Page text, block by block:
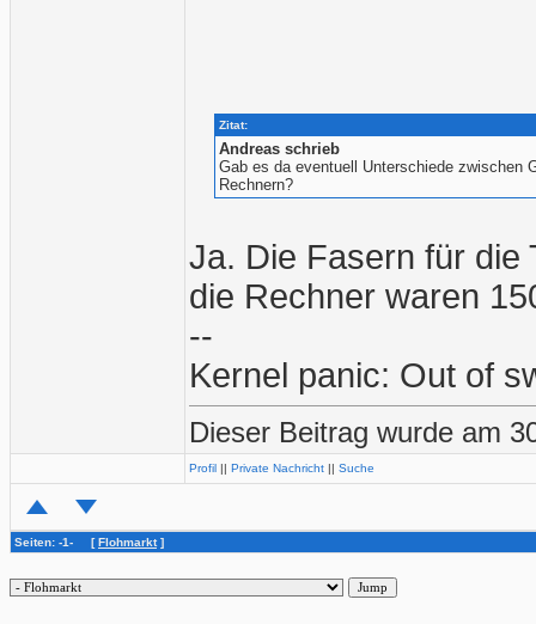
Zitat:
Andreas schrieb
Gab es da eventuell Unterschiede zwischen
Rechnern?
Ja. Die Fasern für die
die Rechner waren
--
Kernel panic: Out of
Dieser Beitrag wurde am
Profil || Private Nachricht || Suche
Seiten: -1- [Flohmarkt]